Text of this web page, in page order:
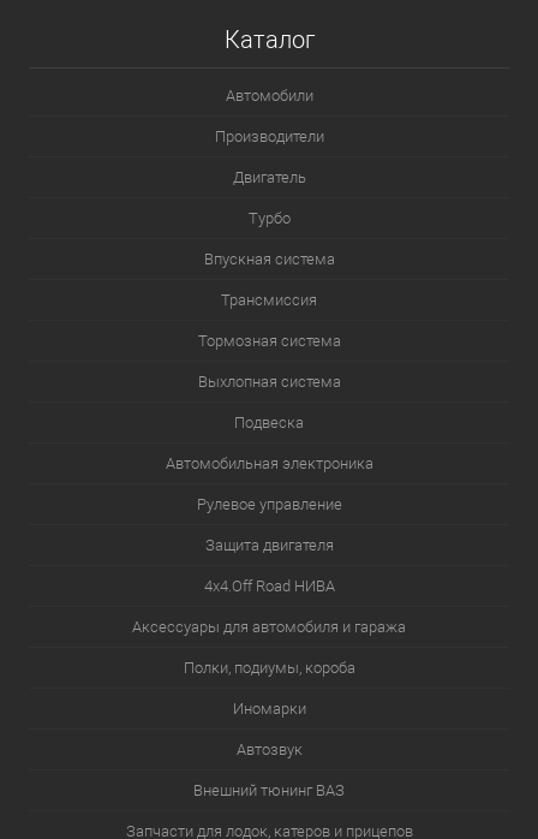
Каталог
Автомобили
Производители
Двигатель
Турбо
Впускная система
Трансмиссия
Тормозная система
Выхлопная система
Подвеска
Автомобильная электроника
Рулевое управление
Защита двигателя
4х4.Off Road НИВА
Аксессуары для автомобиля и гаража
Полки, подиумы, короба
Иномарки
Автозвук
Внешний тюнинг ВАЗ
Запчасти для лодок, катеров и прицепов